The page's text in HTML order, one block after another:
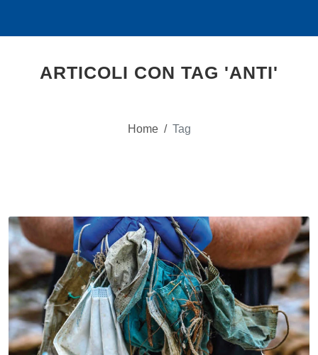
ARTICOLI CON TAG 'ANTI'
Home / Tag